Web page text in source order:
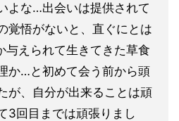
よな…出会いは提供されて
覚悟がないと、直ぐにと は
えられて生きてきた草食
か…と初めて会う前から頭
が、自分が出来ることは頑
3回目までは頑張りまし